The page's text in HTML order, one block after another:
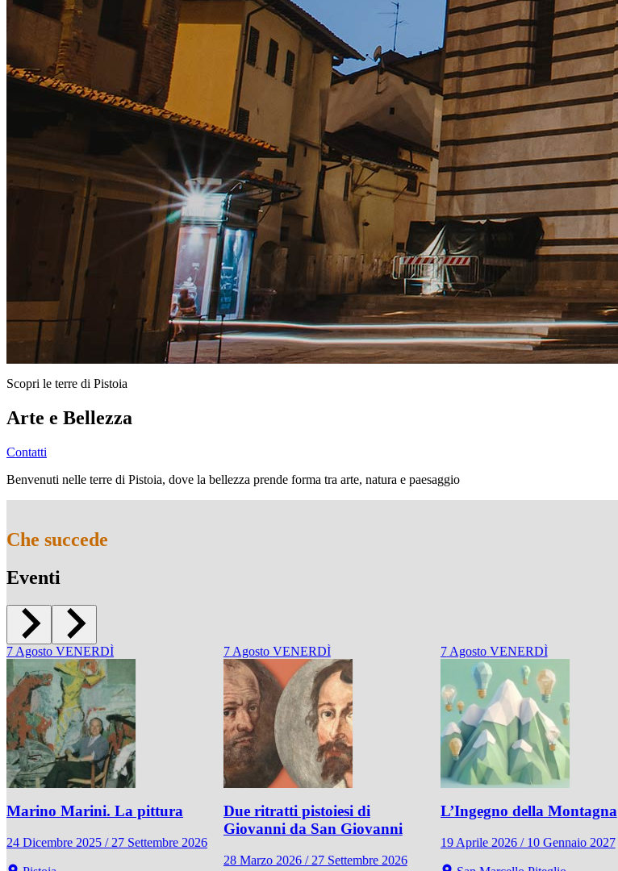
Scopri le terre di Pistoia
Arte e Bellezza
Contatti
Benvenuti nelle terre di Pistoia, dove la bellezza prende forma tra arte, natura e paesaggio
Che succede
Eventi
7 Agosto VENERDÌ
Marino Marini. La pittura
24 Dicembre 2025 / 27 Settembre 2026
7 Agosto VENERDÌ
Due ritratti pistoiesi di
Giovanni da San Giovanni
28 Marzo 2026 / 27 Settembre 2026
7 Agosto VENERDÌ
L’Ingegno della Montagna
19 Aprile 2026 / 10 Gennaio 2027